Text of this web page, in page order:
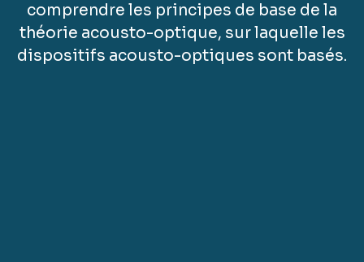
comprendre les principes de base de la
théorie acousto-optique, sur laquelle les
dispositifs acousto-optiques sont basés.